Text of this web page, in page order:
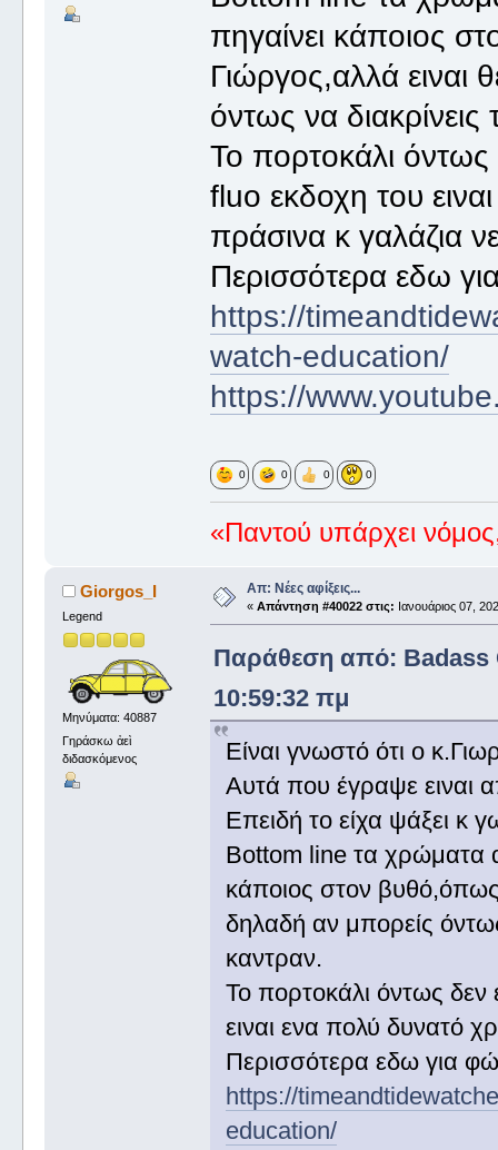
πηγαίνει κάποιος
Γιώργος,αλλά
όντως να
Το πορτοκάλι
fluo εκδοχη του
πράσινα κ γαλάζια
Περισσότερα εδω
https://
watch-education/
https://
0 0 0 0
«Παντού υπάρχει
Giorgos_I
Legend
Μηνύματα: 40887
Γηράσκω ἀεὶ
διδασκόμενος
Απ: Νέες αφίξεις...
« Απάντηση #40022 στις: Ιανουάριος 07,
Παράθεση από: Badass
10:59:32 πμ
Είναι γνωστό ότι ο
Αυτά που έγραψε ειναι
Επειδή το είχα ψάξει κ
Bottom line τα χρώματα
κάποιος στον βυθό,όπως
δηλαδή αν μπορείς
καντραν.
Το πορτοκάλι όντως
ειναι ενα πολύ δυνατό
Περισσότερα εδω για
https://
education/